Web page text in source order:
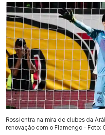
Rossi entra na mira de clubes da
renovação com o Flamengo - Foto: